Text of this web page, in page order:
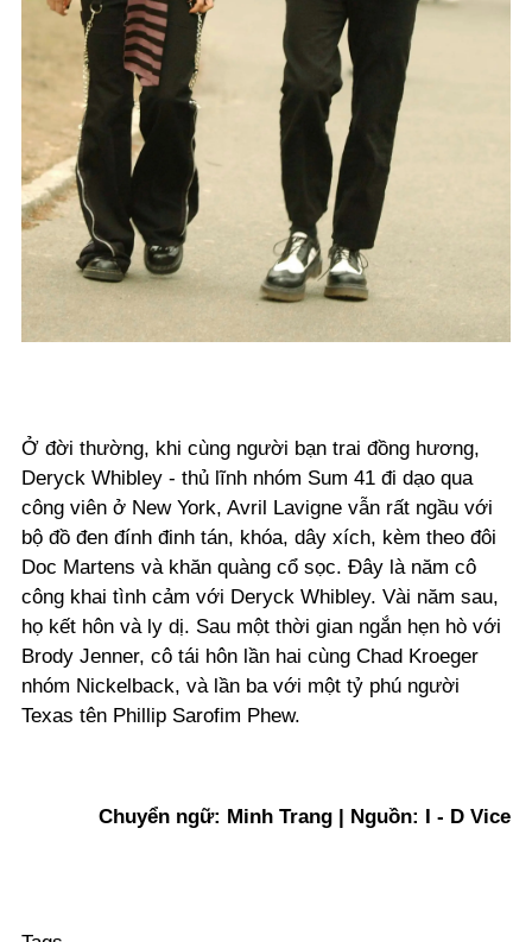
Ở đời thường, khi cùng người bạn trai đồng hương,
Deryck Whibley - thủ lĩnh nhóm Sum 41 đi dạo qua
công viên ở New York, Avril Lavigne vẫn rất ngầu với
bộ đồ đen đính đinh tán, khóa, dây xích, kèm theo đôi
Doc Martens và khăn quàng cổ sọc. Đây là năm cô
công khai tình cảm với Deryck Whibley. Vài năm sau,
họ kết hôn và ly dị. Sau một thời gian ngắn hẹn hò với
Brody Jenner, cô tái hôn lần hai cùng Chad Kroeger
nhóm Nickelback, và lần ba với một tỷ phú người
Texas tên Phillip Sarofim Phew.
Chuyển ngữ: Minh Trang | Nguồn: I - D Vice